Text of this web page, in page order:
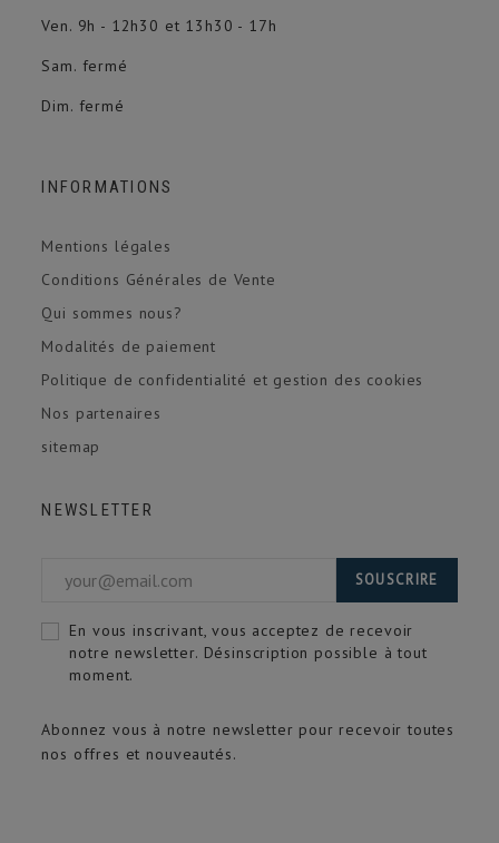
Ven. 9h - 12h30 et 13h30 - 17h
Sam. fermé
Dim. fermé
INFORMATIONS
Mentions légales
Conditions Générales de Vente
Qui sommes nous?
Modalités de paiement
Politique de confidentialité et gestion des cookies
Nos partenaires
sitemap
NEWSLETTER
Abonnez vous à notre newsletter pour recevoir toutes
nos offres et nouveautés.
SOUSCRIRE
En vous inscrivant, vous acceptez de recevoir
notre newsletter. Désinscription possible à tout
moment.